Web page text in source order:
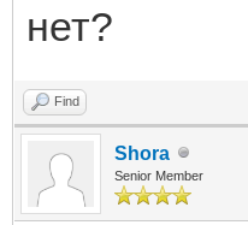
нет?
Find
Shora
Senior Member